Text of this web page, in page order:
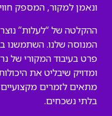
ונאמן למקור, המספק
ההקלטה של “לעלות”
המנוסה שלנו. השתמשנו
פרט בעיבוד המקורי של
ומדויק שיבליט את
מתאים לזמרים
בלתי נשכחים.